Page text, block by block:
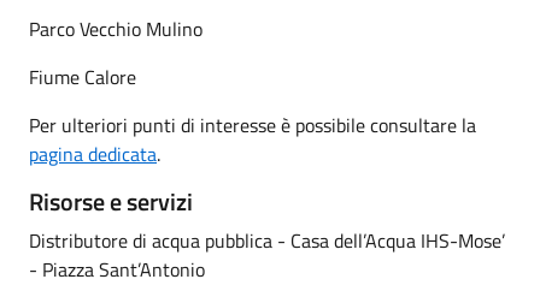
Parco Vecchio Mulino
Fiume Calore
Per ulteriori punti di interesse è possibile consultare la
pagina dedicata.
Risorse e servizi
Distributore di acqua pubblica - Casa dell’Acqua IHS-Mose’
- Piazza Sant’Antonio